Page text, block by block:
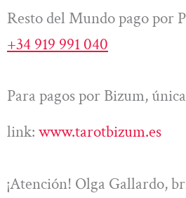
Resto del Mundo pago por
+34 919 991 040
Para pagos por Bizum,
link: www.tarotbizum.es
¡Atención! Olga Gallardo,